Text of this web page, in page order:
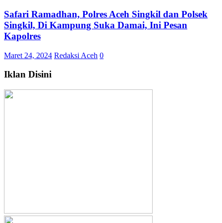
Safari Ramadhan, Polres Aceh Singkil dan Polsek
Singkil, Di Kampung Suka Damai, Ini Pesan
Kapolres
Maret 24, 2024 Redaksi Aceh 0
Iklan Disini